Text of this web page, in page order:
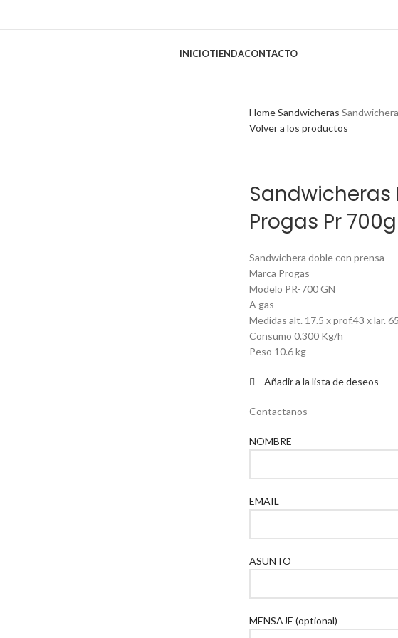
INICIOTIENDACONTACTO
HomeSandwicheras
Volver a los productos
Sandwicheras
Progas Pr 700g
Sandwichera doble con prensa
Marca Progas
Modelo PR-700 GN
A gas
Medidas alt. 17.5 x prof.43 x lar.
Consumo 0.300 Kg/h
Peso 10.6 kg
Añadir a la lista de deseos
Contactanos
NOMBRE
EMAIL
ASUNTO
MENSAJE (optional)